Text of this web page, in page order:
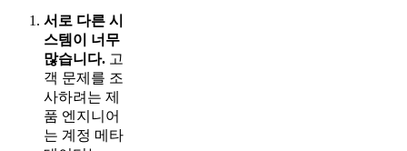
서로 다른 시
스템이 너무
많습니다. 고
객 문제를 조
사하려는 제
품 엔지니어
는 계정 메타